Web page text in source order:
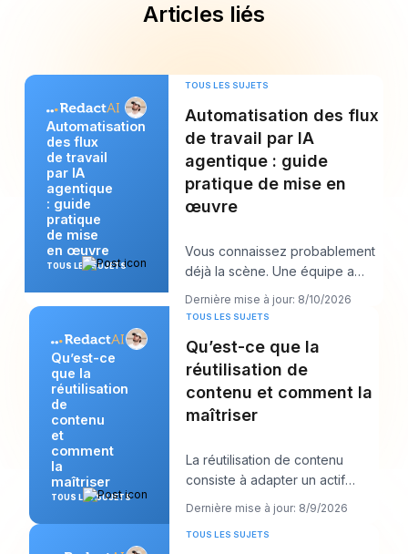
Articles liés
Automatisation
des flux
de travail
par IA
agentique
: guide
pratique
de mise
en œuvre
TOUS LES SUJETS
TOUS LES SUJETS
Automatisation des flux
de travail par IA
agentique : guide
pratique de mise en
œuvre
Vous connaissez probablement
déjà la scène. Une équipe a
besoin qu’un rapport soit mis à
jour, que d
Dernière mise à jour: 8/10/2026
Qu’est-ce
que la
réutilisation
de
contenu
et
comment
la
maîtriser
TOUS LES SUJETS
TOUS LES SUJETS
Qu’est-ce que la
réutilisation de
contenu et comment la
maîtriser
La réutilisation de contenu
consiste à adapter un actif
existant en plusieurs formats ou
Dernière mise à jour: 8/9/2026
TOUS LES SUJETS